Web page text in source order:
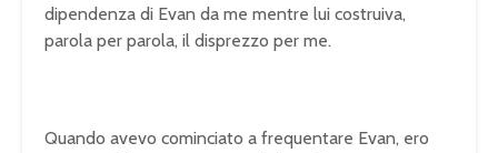
dipendenza di Evan da me mentre lui costruiva,
parola per parola, il disprezzo per me.
Quando avevo cominciato a frequentare Evan, ero